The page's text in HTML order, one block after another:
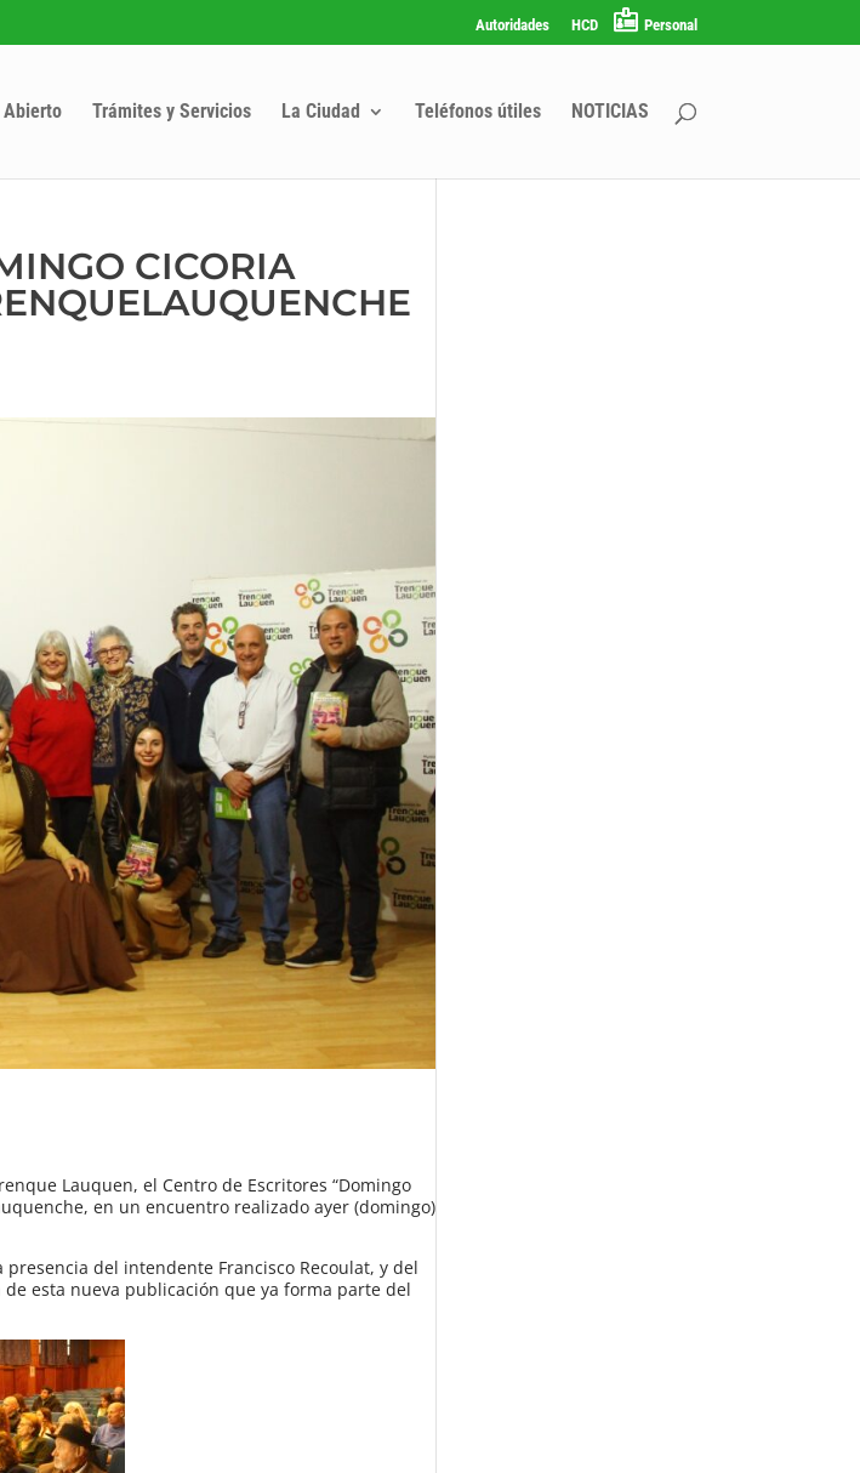
Autoridades HCD Personal
Abierto Trámites y Servicios La Ciudad Teléfonos útiles NOTICIAS
CICORIA
Lauquen, el Centro de Escritores “Domingo
en un encuentro realizado ayer (domingo)
del intendente Francisco Recoulat, y del
esta nueva publicación que ya forma parte del